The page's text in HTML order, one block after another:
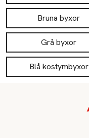
Bruna byxor
Grå byxor
Blå kostymbyxor